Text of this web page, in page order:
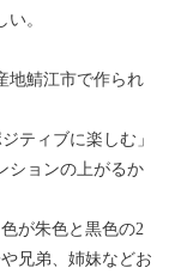
。
地鯖江市で作られ
ティブに楽しむ」
ションの上がるか
が朱色と黒色の2
兄弟、姉妹などお